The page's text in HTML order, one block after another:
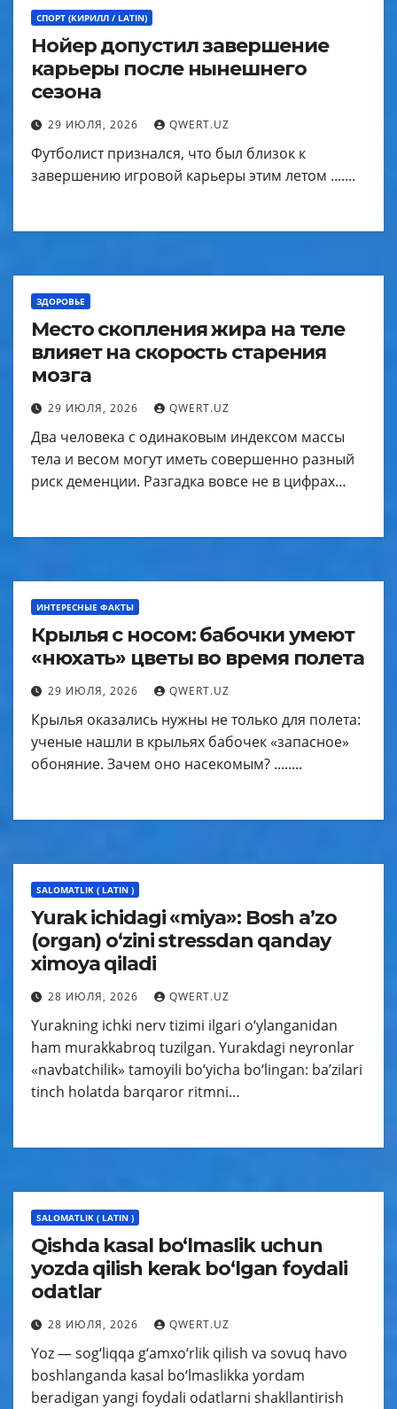
СПОРТ (КИРИЛЛ / LATIN)
Нойер допустил завершение
карьеры после нынешнего
сезона
29 ИЮЛЯ, 2026 QWERT.UZ
Футболист признался, что был близок к
завершению игровой карьеры этим летом .......
ЗДОРОВЬЕ
Место скопления жира на теле
влияет на скорость старения
мозга
29 ИЮЛЯ, 2026 QWERT.UZ
Два человека с одинаковым индексом массы
тела и весом могут иметь совершенно разный
риск деменции. Разгадка вовсе не в цифрах…
ИНТЕРЕСНЫЕ ФАКТЫ
Крылья с носом: бабочки умеют
«нюхать» цветы во время полета
29 ИЮЛЯ, 2026 QWERT.UZ
Крылья оказались нужны не только для полета:
ученые нашли в крыльях бабочек «запасное»
обоняние. Зачем оно насекомым? ........
SALOMATLIK ( LATIN )
Yurak ichidagi «miya»: Bosh a’zo
(organ) o‘zini stressdan qanday
ximoya qiladi
28 ИЮЛЯ, 2026 QWERT.UZ
Yurakning ichki nerv tizimi ilgari o‘ylanganidan
ham murakkabroq tuzilgan. Yurakdagi neyronlar
«navbatchilik» tamoyili bo‘yicha bo‘lingan: ba’zilari
tinch holatda barqaror ritmni…
SALOMATLIK ( LATIN )
Qishda kasal bo‘lmaslik uchun
yozda qilish kerak bo‘lgan foydali
odatlar
28 ИЮЛЯ, 2026 QWERT.UZ
Yoz — sog‘liqqa g‘amxo‘rlik qilish va sovuq havo
boshlanganda kasal bo‘lmaslikka yordam
beradigan yangi foydali odatlarni shakllantirish